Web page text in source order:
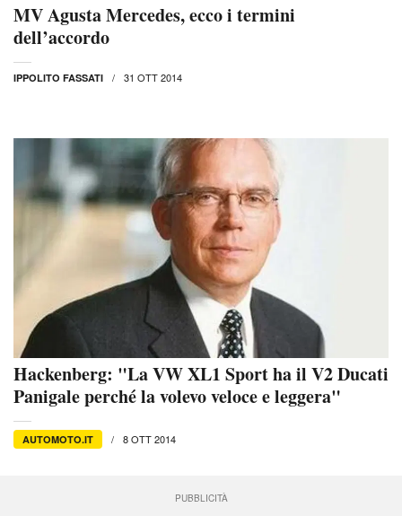
MV Agusta Mercedes, ecco i termini
dell’accordo
IPPOLITO FASSATI 31 OTT 2014
Hackenberg: "La VW XL1 Sport ha il V2 Ducati
Panigale perché la volevo veloce e leggera"
AUTOMOTO.IT 8 OTT 2014
PUBBLICITÀ